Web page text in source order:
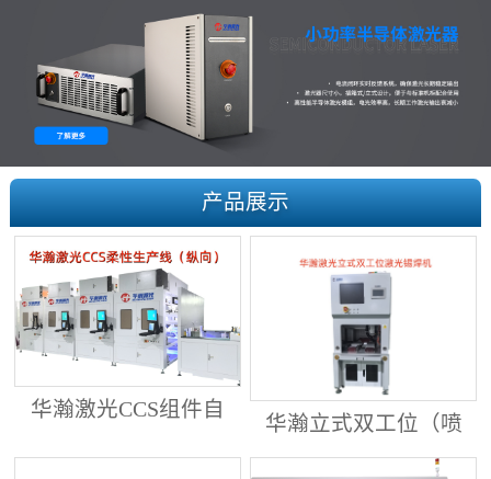
产品展示
华瀚激光CCS组件自
动生产线（纵向线）
华瀚立式双工位（喷
射锡膏）激光焊锡机